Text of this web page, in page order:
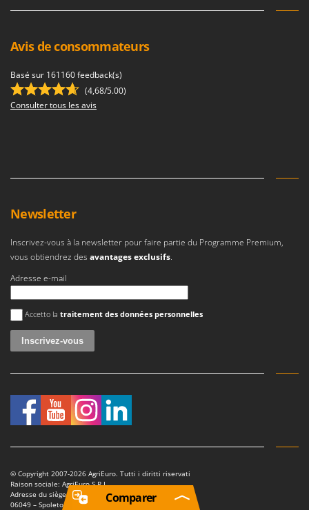
Avis de consommateurs
Basé sur 161160 feedback(s)
(4,68/5.00)
Consulter tous les avis
Newsletter
Inscrivez-vous à la newsletter pour faire partie du Programme Premium,
vous obtiendrez des avantages exclusifs.
Adresse e-mail
Une erreur est survenue
Accetto la traitement des données personnelles
© Copyright 2007-2026 AgriEuro. Tutti i diritti riservati
Raison sociale: AgriEuro S.R.L.
Adresse du siège social: Fraz. Petrognano 50/D
06049 – Spoleto – (PG)
Comparer